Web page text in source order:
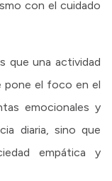
con el cuidado
que una actividad
pone el foco en el
emocionales y
diaria, sino que
empática y